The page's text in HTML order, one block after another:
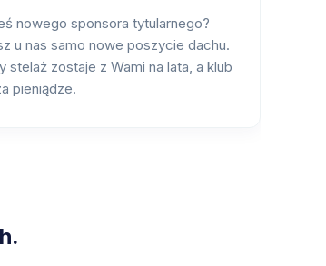
nowego sponsora tytularnego?
u nas samo nowe poszycie dachu.
stelaż zostaje z Wami na lata, a klub
pieniądze.